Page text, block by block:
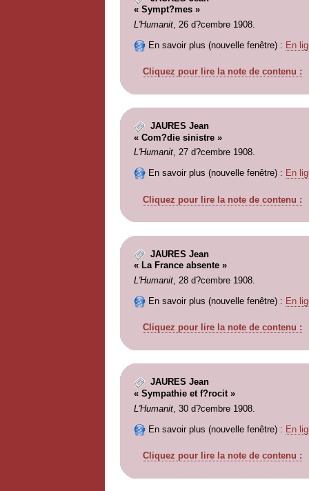
« Sympt?mes »
L'Humanit, 26 d?cembre 1908.
En savoir plus (nouvelle fenêtre) : En
Cliquez pour lire la note de contenu :
JAURES Jean
« Com?die sinistre »
L'Humanit, 27 d?cembre 1908.
En savoir plus (nouvelle fenêtre) : En
Cliquez pour lire la note de contenu :
JAURES Jean
« La France absente »
L'Humanit, 28 d?cembre 1908.
En savoir plus (nouvelle fenêtre) : En
Cliquez pour lire la note de contenu :
JAURES Jean
« Sympathie et f?rocit »
L'Humanit, 30 d?cembre 1908.
En savoir plus (nouvelle fenêtre) : En
Cliquez pour lire la note de contenu :